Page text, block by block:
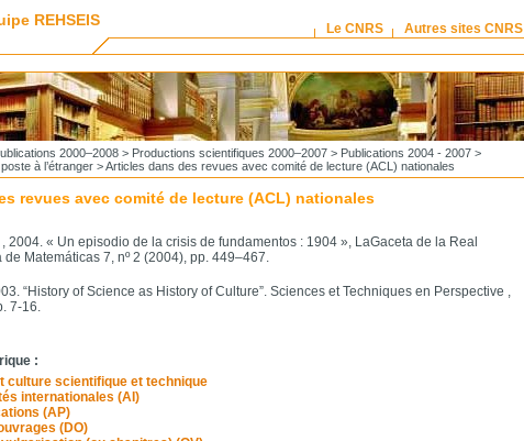
REHSEIS
Le CNRS Autres sites CNRS
2000–2008> Productions scientifiques 2000–2007> Publications 2004 - 2007>
à l’étranger> Articles dans des revues avec comité de lecture (ACL) nationales
revues avec comité de lecture (ACL) nationales
2004. « Un episodio de la crisis de fundamentos : 1904 », LaGaceta de la Real
Matemáticas 7, nº 2 (2004), pp. 449–467.
“History of Science as History of Culture”. Sciences et Techniques en Perspective ,
7-16.
:
culture scientifique et technique
internationales (AI)
(AP)
(DO)